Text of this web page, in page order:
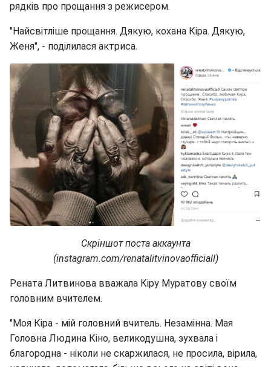
рядків про прощання з режисером.
"Найсвітліше прощання. Дякую, кохана Кіра. Дякую,
Женя", - поділилася актриса.
Скріншот поста аккаунта
(instagram.com/renatalitvinovaofficiall)
Рената Литвинова вважала Кіру Муратову своїм
головним вчителем.
"Моя Кіра - мій головний вчитель. Незамінна. Мая
Головна Людина Кіно, великодушна, зухвала і
благородна - ніколи не скаржилася, не просила, вірила,